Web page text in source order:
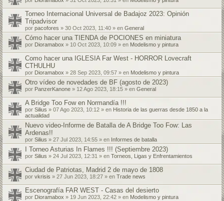
Torneo Internacional Universal de Badajoz 2023: Opinión
Tripadvisor
por pacofores » 30 Oct 2023, 11:40 » en General
Cómo hacer una TIENDA de POCIONES en miniatura
por Dioramabox » 10 Oct 2023, 10:09 » en Modelismo y pintura
Como hacer una IGLESIA Far West - HORROR Lovecraft
CTHULHU
por Dioramabox » 28 Sep 2023, 09:57 » en Modelismo y pintura
Otro vídeo de novedades de BF (agosto de 2023)
por PanzerKanone » 12 Ago 2023, 18:15 » en General
A Bridge Too Fow en Normandía !!!
por Silius » 07 Ago 2023, 10:12 » en Historia de las guerras desde 1850 a la
actualidad
Nuevo video-Informe de Batalla de A Bridge Too Fow: Las
Ardenas!!
por Silius » 27 Jul 2023, 14:55 » en Informes de batalla
I Torneo Asturias In Flames !!! (Septiembre 2023)
por Silius » 24 Jul 2023, 12:31 » en Torneos, Ligas y Enfrentamientos
Ciudad de Patriotas, Madrid 2 de mayo de 1808
por vkrisis » 27 Jun 2023, 18:27 » en Trade news
Escenografía FAR WEST - Casas del desierto
por Dioramabox » 19 Jun 2023, 22:42 » en Modelismo y pintura